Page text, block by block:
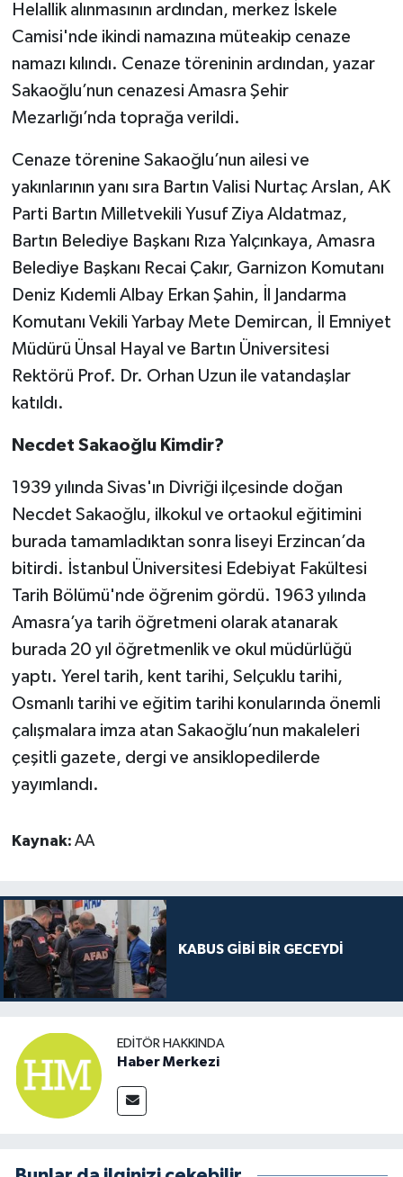
Helallik alınmasının ardından, merkez İskele
Camisi'nde ikindi namazına müteakip cenaze
namazı kılındı. Cenaze töreninin ardından, yazar
Sakaoğlu’nun cenazesi Amasra Şehir
Mezarlığı’nda toprağa verildi.
Cenaze törenine Sakaoğlu’nun ailesi ve
yakınlarının yanı sıra Bartın Valisi Nurtaç Arslan, AK
Parti Bartın Milletvekili Yusuf Ziya Aldatmaz,
Bartın Belediye Başkanı Rıza Yalçınkaya, Amasra
Belediye Başkanı Recai Çakır, Garnizon Komutanı
Deniz Kıdemli Albay Erkan Şahin, İl Jandarma
Komutanı Vekili Yarbay Mete Demircan, İl Emniyet
Müdürü Ünsal Hayal ve Bartın Üniversitesi
Rektörü Prof. Dr. Orhan Uzun ile vatandaşlar
katıldı.
Necdet Sakaoğlu Kimdir?
1939 yılında Sivas'ın Divriği ilçesinde doğan
Necdet Sakaoğlu, ilkokul ve ortaokul eğitimini
burada tamamladıktan sonra liseyi Erzincan’da
bitirdi. İstanbul Üniversitesi Edebiyat Fakültesi
Tarih Bölümü'nde öğrenim gördü. 1963 yılında
Amasra’ya tarih öğretmeni olarak atanarak
burada 20 yıl öğretmenlik ve okul müdürlüğü
yaptı. Yerel tarih, kent tarihi, Selçuklu tarihi,
Osmanlı tarihi ve eğitim tarihi konularında önemli
çalışmalara imza atan Sakaoğlu’nun makaleleri
çeşitli gazete, dergi ve ansiklopedilerde
yayımlandı.
Kaynak: AA
KABUS GİBİ BİR GECEYDİ
EDITÖR HAKKINDA
Haber Merkezi